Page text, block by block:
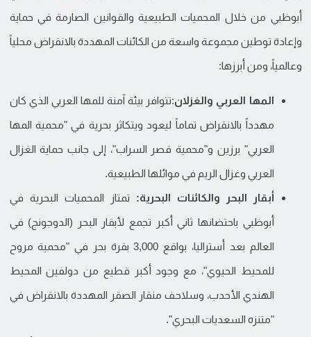
أبوظبي من خلال المحميات الطبيعية والقوانين الصارمة في حماية
وإعادة توطين مجموعة واسعة من الكائنات المهددة بالانقراض محلياً
وعالمياً، ومن أبرزها:
المها العربي والغزلان:تتوافر بيئة آمنة للمها العربي الذي كان
مهدداً بالانقراض تماماً ليعود ويتكاثر بحرية في "محمية المها
العربي" برزين و"محمية قصر السراب"، إلى جانب حماية الغزال
العربي وغزال الريم في موائلها الطبيعية.
أبقار البحر والكائنات البحرية: تمتاز المحميات البحرية في
أبوظبي باحتضانها ثاني أكبر تجمع لأبقار البحر (الدوجونج) في
العالم بعد أستراليا، بواقع 3,000 بقرة بحر في "محمية مروح
للمحيط الحيوي"، مع وجود أكبر قطيع من دولفين المحيط
الهندي الأحدب، وسلاحف منقار الصقر المهددة بالانقراض في
"متنزه السعديات البحري".